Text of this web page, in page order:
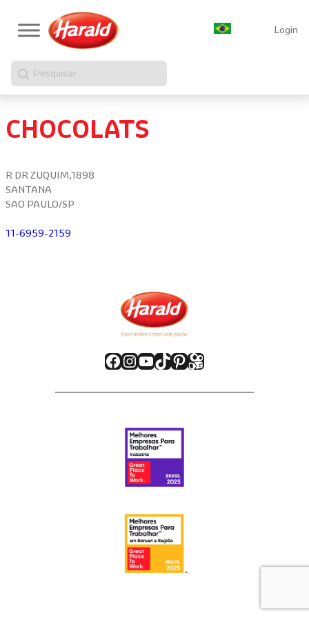
Login
Pesquisar
CHOCOLATS
R DR ZUQUIM,1898
SANTANA
SAO PAULO/SP
11-6959-2159
Facebook
Instagram
Youtube
TikTok
Pinterest
Kwai